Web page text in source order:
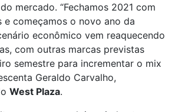
mercado. “Fechamos 2021 com
e começamos o novo ano da
econômico vem reaquecendo
com outras marcas previstas
semestre para incrementar o mix
Geraldo Carvalho,
West Plaza.